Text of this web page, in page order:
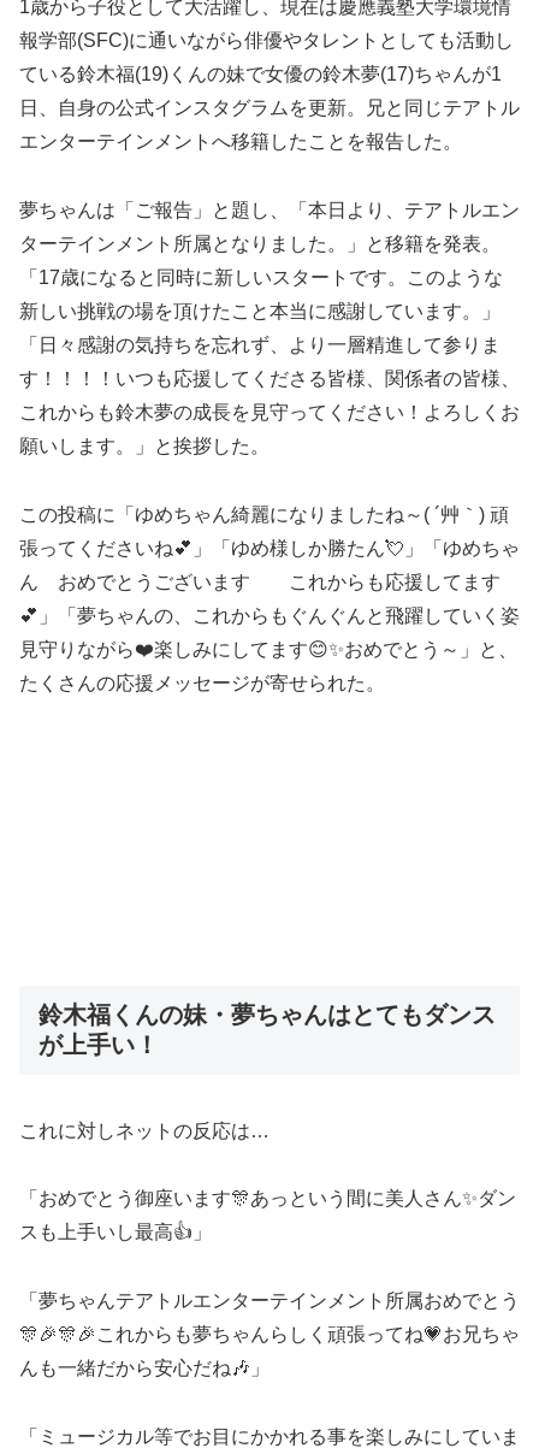
1歳から子役として大活躍し、現在は慶應義塾大学環境情
報学部(SFC)に通いながら俳優やタレントとしても活動し
ている鈴木福(19)くんの妹で女優の鈴木夢(17)ちゃんが1
日、自身の公式インスタグラムを更新。兄と同じテアトル
エンターテインメントへ移籍したことを報告した。
夢ちゃんは「ご報告」と題し、「本日より、テアトルエン
ターテインメント所属となりました。」と移籍を発表。
「17歳になると同時に新しいスタートです。このような
新しい挑戦の場を頂けたこと本当に感謝しています。」
「日々感謝の気持ちを忘れず、より一層精進して参りま
す！！！！いつも応援してくださる皆様、関係者の皆様、
これからも鈴木夢の成長を見守ってください！よろしくお
願いします。」と挨拶した。
この投稿に「ゆめちゃん綺麗になりましたね～( ´艸｀) 頑
張ってくださいね💕︎」「ゆめ様しか勝たん💘」「ゆめちゃ
ん おめでとうございます これからも応援してます
💕」「夢ちゃんの、これからもぐんぐんと飛躍していく姿
見守りながら❤️楽しみにしてます😊✨おめでとう～」と、
たくさんの応援メッセージが寄せられた。
鈴木福くんの妹・夢ちゃんはとてもダンス
が上手い！
これに対しネットの反応は…
「おめでとう御座います🎊あっという間に美人さん✨ダン
スも上手いし最高👍」
「夢ちゃんテアトルエンターテインメント所属おめでとう
🎊🎉🎊🎉これからも夢ちゃんらしく頑張ってね💗お兄ちゃ
んも一緒だから安心だね🎶」
「ミュージカル等でお目にかかれる事を楽しみにしていま